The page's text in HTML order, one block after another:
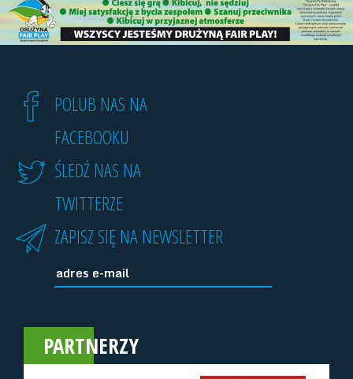
POLUB NAS NA
FACEBOOKU
ŚLEDŹ NAS NA
TWITTERZE
ZAPISZ SIĘ NA NEWSLETTER
PARTNERZY